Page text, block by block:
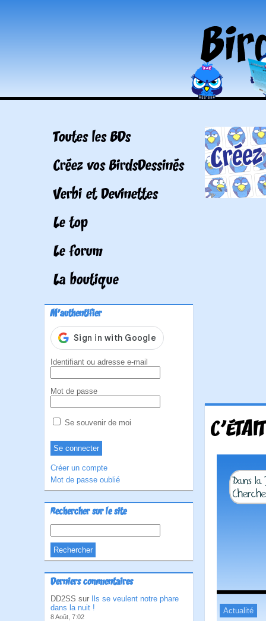
Toutes les BDs
Créez vos BirdsDessinés
Verbi et Devinettes
Le top
Le forum
La boutique
M'authentifier
Identifiant ou adresse e-mail
Mot de passe
Se souvenir de moi
Créer un compte
Mot de passe oublié
Rechercher sur le site
Derniers commentaires
DD2SS sur
Ils se veulent notre phare
dans la nuit !
8 Août, 7:02
Actualité